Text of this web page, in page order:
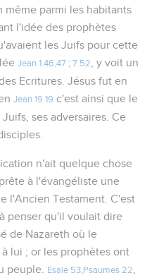
même parmi les habitants
l'idée des prophètes
les Juifs pour cette
Jean 1.46,47 ; 7.52
, y voit un
Ecritures. Jésus fut en
Jean 19.19 c'est ainsi que le
ses adversaires. Ce
n'ait quelque chose
à l'évangéliste une
l'Ancien Testament. C'est
penser qu'il voulait dire
de Nazareth où le
lui ; or les prophètes ont
peuple.
Esaïe 53 Psaumes 22